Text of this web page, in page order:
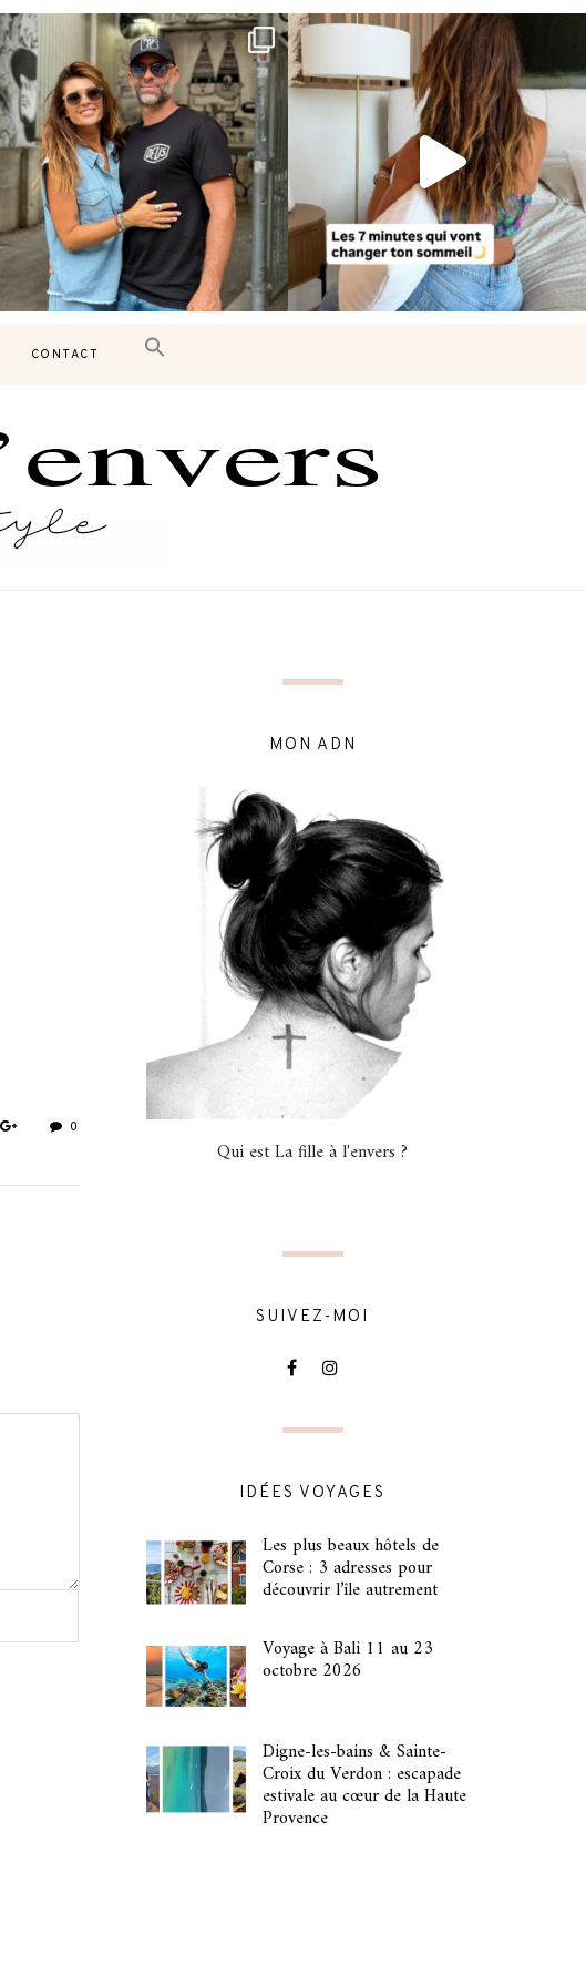
Montréal, une très belle surprise 🇨🇦
J’ai...
444
Le sommeil est essentiel à notre bien-
être… et...
102 14
CONTACT
0
MON ADN
Qui est La fille à l'envers ?
SUIVEZ-MOI
IDÉES VOYAGES
Les plus beaux hôtels de
Corse : 3 adresses pour
découvrir l’île autrement
Voyage à Bali 11 au 23
octobre 2026
Digne-les-bains & Sainte-
Croix du Verdon : escapade
estivale au cœur de la Haute
Provence